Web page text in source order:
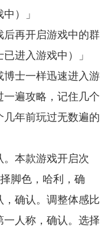
）」
后再开启游戏中的群
进入游戏中）」
博士一样迅速进入游
遍攻略，记住几个
年前玩过无数遍的
。本款游戏开启次
脚色，哈利，确
确认。调整体感比
人称，确认。选择